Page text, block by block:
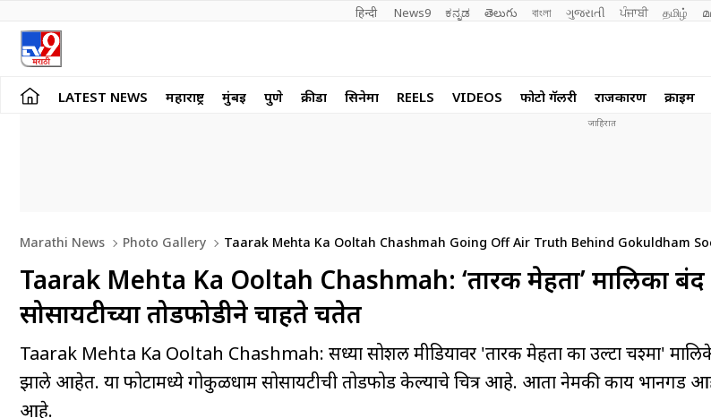
हिन्दी News9 ಕನ್ನಡ తెలుగు বাংলা ગુજરાતી ਪੰਜਾਬੀ தமிழ்
LATEST NEWS महाराष्ट्र मुंबई पुणे क्रीडा सिनेमा REELS VIDEOS फोटो गॅलरी राजकारण क्राईम
Marathi News Photo Gallery Taarak Mehta Ka Ooltah Chashmah Going Off Air Truth Behind Gokuldham
Taarak Mehta Ka Ooltah Chashmah: ‘तारक मेहता’ मालिका बंद
सोसायटीच्या तोडफोडीने चाहते चिंतेत
Taarak Mehta Ka Ooltah Chashmah: सध्या सोशल मीडियावर 'तारक मेहता का उल्टा चश्मा'
झाले आहेत. या फोटोंमध्ये गोकुळधाम सोसायटीची तोडफोड केल्याचे चित्र आहे. आता नेमकी काय भानगड
आहे.